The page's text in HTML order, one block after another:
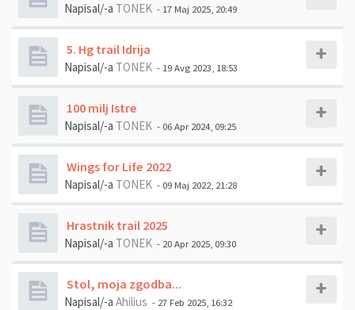
Napisal/-a TONEK - 17 Maj 2025, 20:49
5. Hg trail Idrija
Napisal/-a TONEK - 19 Avg 2023, 18:53
100 milj Istre
Napisal/-a TONEK - 06 Apr 2024, 09:25
Wings for Life 2022
Napisal/-a TONEK - 09 Maj 2022, 21:28
Hrastnik trail 2025
Napisal/-a TONEK - 20 Apr 2025, 09:30
Stol, moja zgodba...
Napisal/-a Ahilius - 27 Feb 2025, 16:32